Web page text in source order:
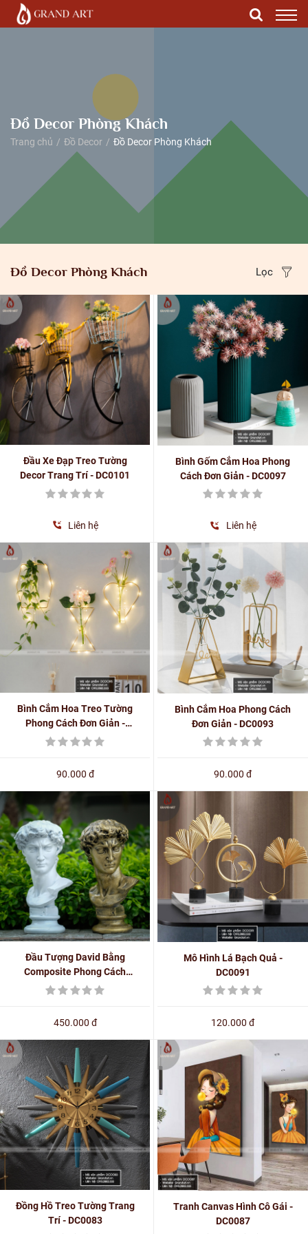
Đồ Decor Phòng Khách
Trang chủ Đồ Decor Đồ Decor Phòng Khách
Đồ Decor Phòng Khách Lọc
Đầu Xe Đạp Treo Tường
Decor Trang Trí - DC0101
Liên hệ
Bình Gốm Cắm Hoa Phong
Cách Đơn Giản - DC0097
Liên hệ
Bình Cắm Hoa Treo Tường
Phong Cách Đơn Giản -
DC0095
90.000 đ
Bình Cắm Hoa Phong Cách
Đơn Giản - DC0093
90.000 đ
Đầu Tượng David Bằng
Composite Phong Cách
Châu Âu - Hy Lạp - La Mã
450.000 đ
Mô Hình Lá Bạch Quả -
DC0091
120.000 đ
Đồng Hồ Treo Tường Trang
Trí - DC0083
Tranh Canvas Hình Cô Gái -
DC0087